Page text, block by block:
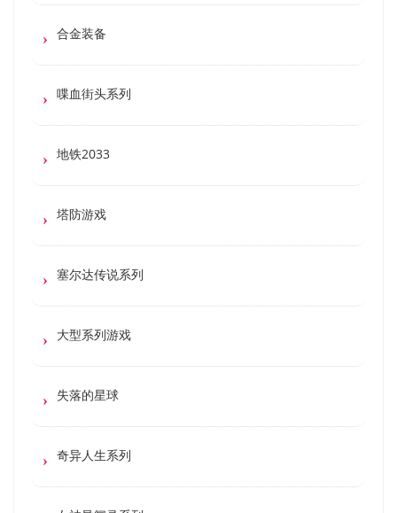
合金装备
喋血街头系列
地铁2033
塔防游戏
塞尔达传说系列
大型系列游戏
失落的星球
奇异人生系列